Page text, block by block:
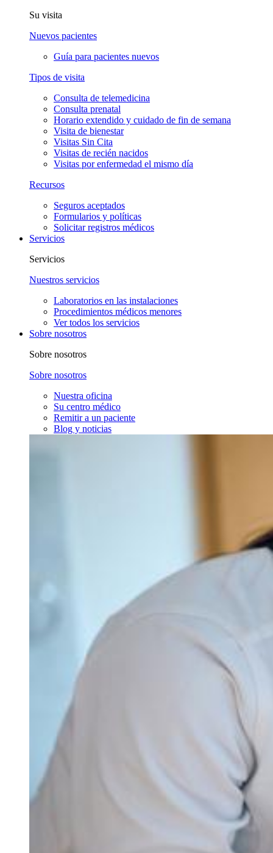
Su visita
Nuevos pacientes
Guía para pacientes nuevos
Tipos de visita
Consulta de telemedicina
Consulta prenatal
Horario extendido y cuidado de fin de semana
Visita de bienestar
Visitas Sin Cita
Visitas de recién nacidos
Visitas por enfermedad el mismo día
Recursos
Seguros aceptados
Formularios y políticas
Solicitar registros médicos
Servicios
Servicios
Nuestros servicios
Laboratorios en las instalaciones
Procedimientos médicos menores
Ver todos los servicios
Sobre nosotros
Sobre nosotros
Sobre nosotros
Nuestra oficina
Su centro médico
Remitir a un paciente
Blog y noticias